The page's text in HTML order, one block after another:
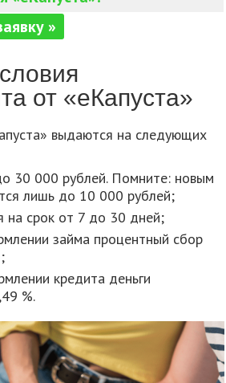
»
от «еКапуста»
выдаются на следующих
30 000 рублей. Помните: новым
лишь до 10 000 рублей;
на срок от 7 до 30 дней;
займа процентный сбор
кредита деньги
%.